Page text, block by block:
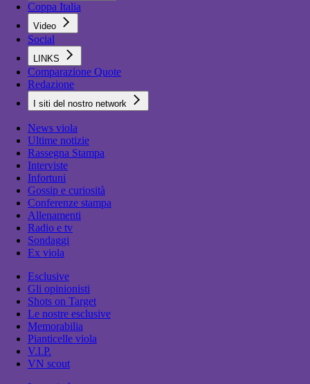
Coppa Italia
Video
Social
LINKS
Comparazione Quote
Redazione
I siti del nostro network
News viola
Ultime notizie
Rassegna Stampa
Interviste
Infortuni
Gossip e curiosità
Conferenze stampa
Allenamenti
Radio e tv
Sondaggi
Ex viola
Esclusive
Gli opinionisti
Shots on Target
Le nostre esclusive
Memorabilia
Pianticelle viola
V.I.P.
VN scout